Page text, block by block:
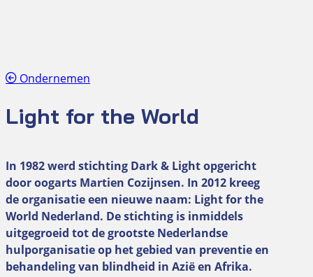
Ondernemen
Light for the World
In 1982 werd stichting Dark & Light opgericht
door oogarts Martien Cozijnsen. In 2012 kreeg
de organisatie een nieuwe naam: Light for the
World Nederland. De stichting is inmiddels
uitgegroeid tot de grootste Nederlandse
hulporganisatie op het gebied van preventie en
behandeling van blindheid in Azië en Afrika.